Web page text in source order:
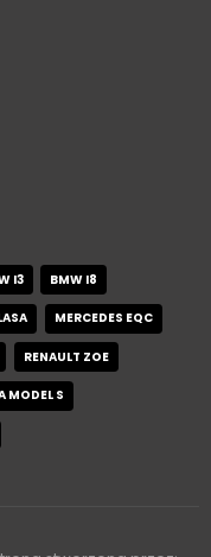
I3 BMW I8
MERCEDES EQC
RENAULT ZOE
MODEL S